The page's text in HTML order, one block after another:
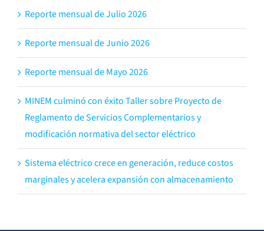
Reporte mensual de Julio 2026
Reporte mensual de Junio 2026
Reporte mensual de Mayo 2026
MINEM culminó con éxito Taller sobre Proyecto de
Reglamento de Servicios Complementarios y
modificación normativa del sector eléctrico
Sistema eléctrico crece en generación, reduce costos
marginales y acelera expansión con almacenamiento